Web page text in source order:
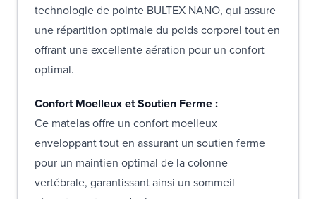
technologie de pointe BULTEX NANO, qui assure
une répartition optimale du poids corporel tout en
offrant une excellente aération pour un confort
optimal.
Confort Moelleux et Soutien Ferme :
Ce matelas offre un confort moelleux
enveloppant tout en assurant un soutien ferme
pour un maintien optimal de la colonne
vertébrale, garantissant ainsi un sommeil